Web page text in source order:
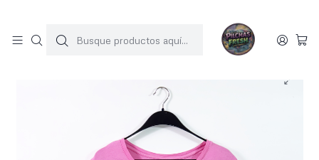
Inicio POLERAS Disney (Xl)